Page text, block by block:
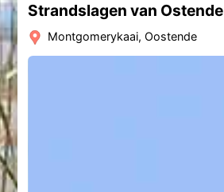
Strandslagen van Ostende
Montgomerykaai, Oostende